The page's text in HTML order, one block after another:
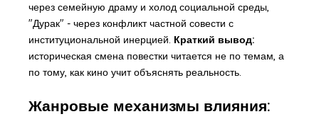
через семейную драму и холод социальной среды,
"Дурак" - через конфликт частной совести с
институциональной инерцией. Краткий вывод:
историческая смена повестки читается не по темам, а
по тому, как кино учит объяснять реальность.
Жанровые механизмы влияния: